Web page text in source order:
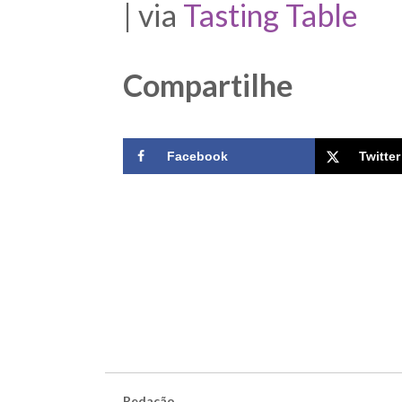
| via Tasting Table
Compartilhe
Facebook Twitter